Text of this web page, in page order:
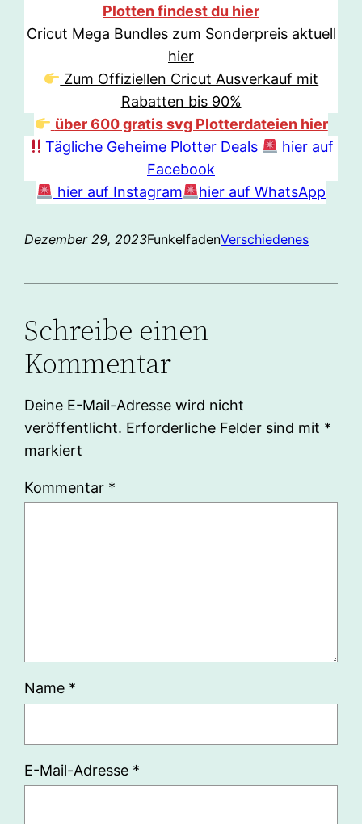
Plotten findest du hier
Cricut Mega Bundles zum Sonderpreis aktuell
hier
Zum Offiziellen Cricut Ausverkauf mit
Rabatten bis 90%
über 600 gratis svg Plotterdateien hier
Tägliche Geheime Plotter Deals
hier auf
Facebook
hier auf Instagram
hier auf WhatsApp
Dezember 29, 2023FunkelfadenVerschiedenes
Schreibe einen
Kommentar
Deine E-Mail-Adresse wird nicht
veröffentlicht. Erforderliche Felder sind mit *
markiert
Kommentar *
Name *
E-Mail-Adresse *